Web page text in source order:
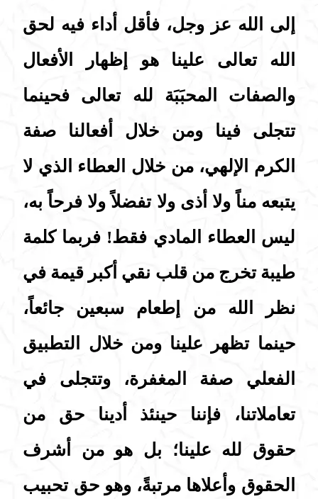
إلى الله عز وجل، فأقل أداء فيه لحق
الله تعالى علينا هو إظهار الأفعال
والصفات المحبَبَة لله تعالى فحينما
تتجلى فينا ومن خلال أفعالنا صفة
الكرم الإلهي، من خلال العطاء الذي لا
يتبعه مناً ولا أذى ولا تفضلاً ولا فرحاً به،
ليس العطاء المادي فقط! فربما كلمة
طيبة تخرج من قلب نقي أكبر قيمة في
نظر الله من إطعام سبعين جائعاً،
حينما تظهر علينا ومن خلال التطبيق
الفعلي صفة المغفرة، وتتجلى في
تعاملاتنا، فإننا حينئذ أدينا حق من
حقوق لله علينا؛ بل هو من أشرف
الحقوق وأعلاها مرتبةً، وهو حق تحبيب